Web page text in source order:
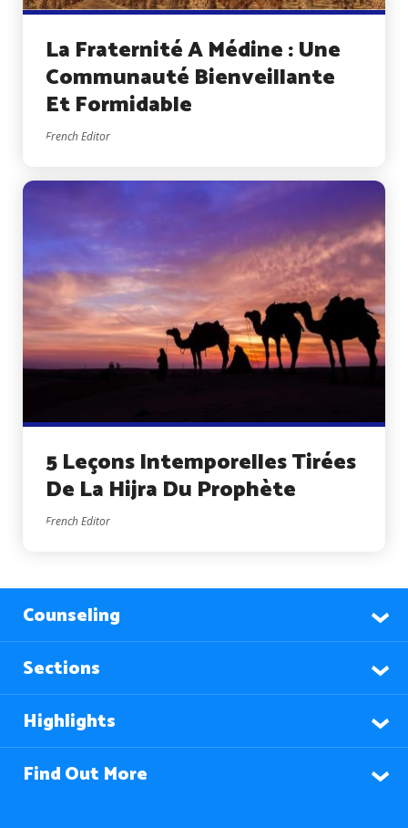
La Fraternité A Médine : Une
Communauté Bienveillante
Et Formidable
French Editor
5 Leçons Intemporelles Tirées
De La Hijra Du Prophète
French Editor
Counseling
Sections
Highlights
Find Out More